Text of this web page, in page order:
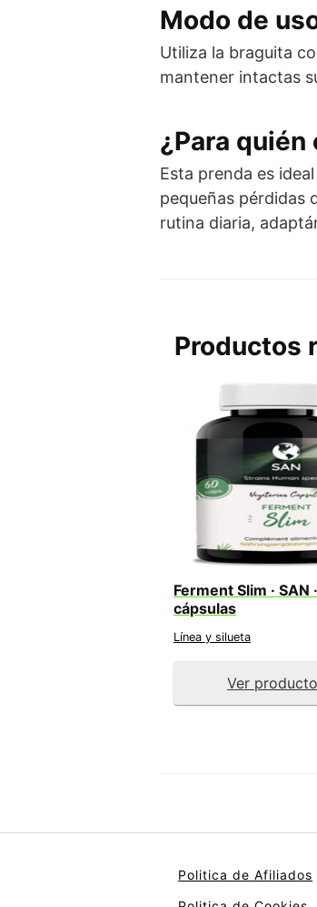
Modo de
Utiliza la braguita
mantener intactas
¿Para quién
Esta prenda es
pequeñas pérdidas
rutina diaria,
Productos
Ferment Slim · SAN
cápsulas
Línea y silueta
Ver producto
Politica de Afiliados